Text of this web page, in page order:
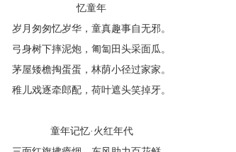
忆童年
岁月匆匆忆岁华，童真趣事自无邪。
弓身树下摔泥炮，匍匐田头采面瓜。
茅屋矮檐掏蛋蛋，林荫小径过家家。
稚儿戏逐牵郎配，荷叶遮头笑掉牙。
童年记忆·火红年代